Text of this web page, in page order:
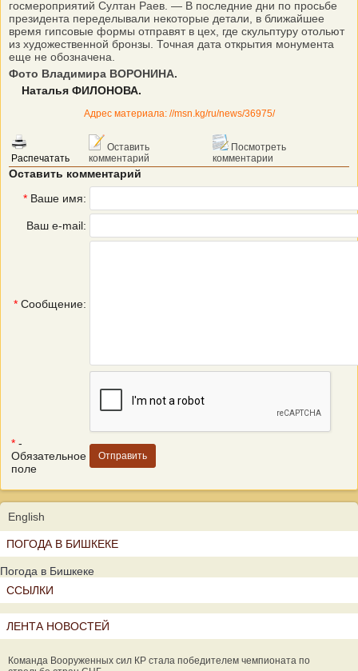
госмероприятий Султан Раев. — В последние дни по просьбе
президента переделывали некоторые детали, в ближайшее
время гипсовые формы отправят в цех, где скульптуру отольют
из художественной бронзы. Точная дата открытия монумента
еще не обозначена.
Фото Владимира ВОРОНИНА.
Наталья ФИЛОНОВА.
Адрес материала: //msn.kg/ru/news/36975/
Распечатать
Оставить
комментарий
Посмотреть
комментарии
Оставить комментарий
* Ваше имя:
Ваш e-mail:
* Сообщение:
* -
Обязательное
поле
English
ПОГОДА В БИШКЕКЕ
Погода в Бишкеке
ССЫЛКИ
ЛЕНТА НОВОСТЕЙ
Команда Вооруженных сил КР стала победителем чемпионата по